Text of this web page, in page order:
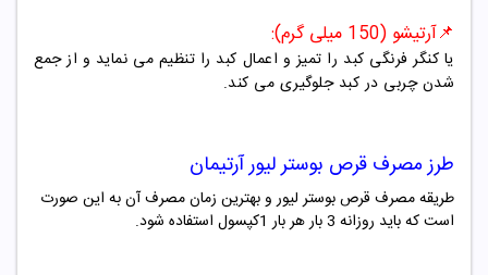
📌آرتیشو (150 میلی گرم):
یا کنگر فرنگی کبد را تمیز و اعمال کبد را تنظیم می نماید و از جمع
شدن چربی در کبد جلوگیری می کند.
طرز مصرف قرص بوستر لیور آرتیمان
طریقه مصرف قرص بوستر لیور و بهترین زمان مصرف آن به این صورت
است که باید روزانه 3 بار هر بار 1کپسول استفاده شود.